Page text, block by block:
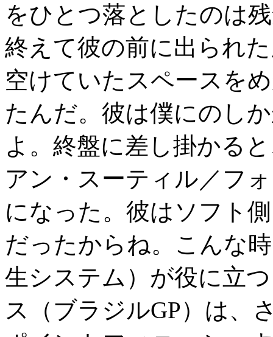
をひとつ落としたのは
終えて彼の前に出られ
空けていたスペースを
たんだ。彼は僕にのし
よ。終盤に差し掛かる
アン・スーティル／フ
になった。彼はソフト
だったからね。こんな
生システム）が役に立
ス（ブラジルGP）は、